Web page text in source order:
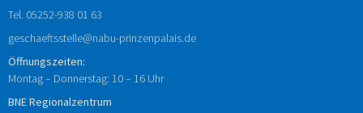
Tel. 05252-938 01 63
geschaeftsstelle@nabu-prinzenpalais.de
Öffnungszeiten:
Montag – Donnerstag: 10 – 16 Uhr
BNE Regionalzentrum